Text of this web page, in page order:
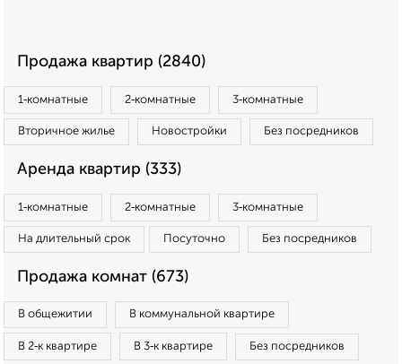
Продажа квартир (2840)
1‑комнатные 2‑комнатные 3‑комнатные
Вторичное жилье Новостройки Без посредников
Аренда квартир (333)
1‑комнатные 2‑комнатные 3‑комнатные
На длительный срок Посуточно Без посредников
Продажа комнат (673)
В общежитии В коммунальной квартире
В 2‑к квартире В 3‑к квартире Без посредников